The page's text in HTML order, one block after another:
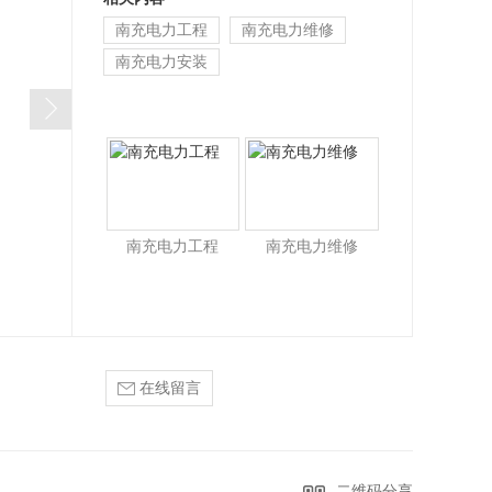
单、组装方便、…
南充电力工程
南充电力维修
南充电力安装
南充电力工程 南充电力维修
在线留言